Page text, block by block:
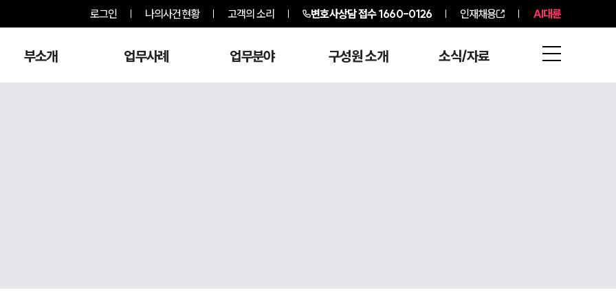
로그인 나의사건현황 고객의 소리 변호사상담 접수1660-0126 인재채용 AI대륜
부소개 업무사례 업무분야 구성원 소개 소식/자료